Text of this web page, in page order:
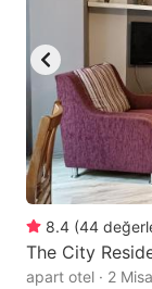
8.4 (44
The City
apart otel · 2